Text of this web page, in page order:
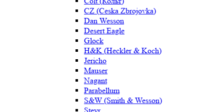
CZ (Ceska Zbrojovka)
Dan Wesson
Desert Eagle
Glock
H&K (Heckler & Koch)
Jericho
Mauser
Nagant
Parabellum
S&W (Smith & Wesson)